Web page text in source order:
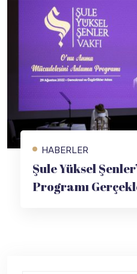
HABERLER
Şule Yüksel
Programı